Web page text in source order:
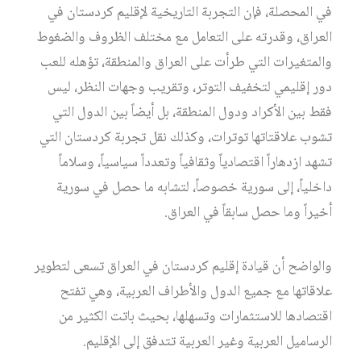
في المحصلة، فإن التجربة التاريخية لإقليم كردستان في
العراق، وقدرته على التعامل مع مختلف الظروف والضغوط
والمتغيرات التي طرأت على العراق والمنطقة، تؤهله للعب
دور إقليمي لتخفيف التوتر، وتقريب وجهات النظر، ليس
فقط بين الأكراد ودول المنطقة، بل أيضاً بين الدول التي
تشوب علاقتاتها توترات، وكذلك نقل تجربة كردستان التي
تشهد ازدهاراً اقتصادياً وثقافياً وتعدداً سياسياً، وسلاماً
داخلياً، إلى سورية خصوصاً، لتشابه ما حصل في سورية
أخيراً وما حصل سابقاً في العراق.
والواضح أن قيادة إقليم كردستان في العراق تسعى لتطوير
علاقاتها مع جميع الدول والأطراف العربية، وهي تفتح
اقتصادها للاستثمارات وتسهلها، بحيث باتت الكثير من
الرساميل العربية وغير العربية تتدفق إلى الإقليم.